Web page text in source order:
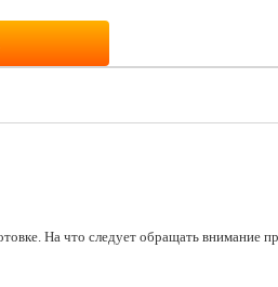
На что следует обращать внимание